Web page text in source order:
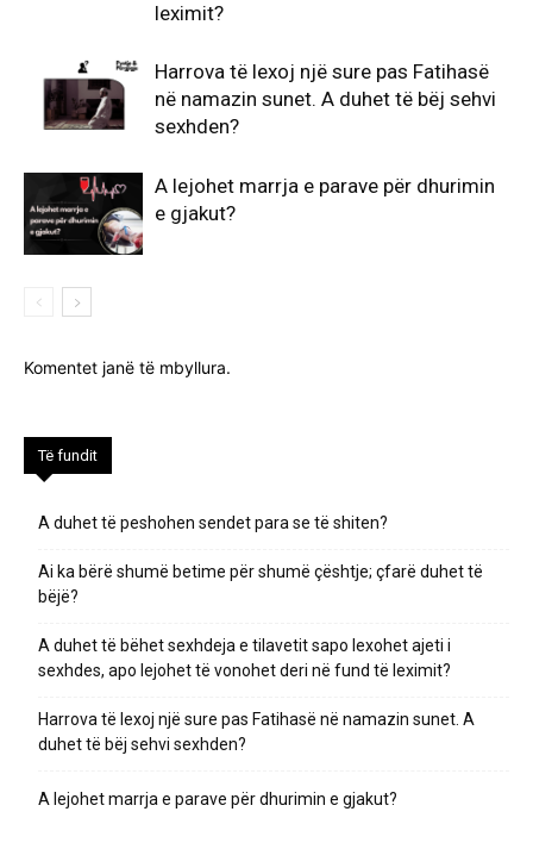
leximit?
Harrova të lexoj një sure pas Fatihasë
në namazin sunet. A duhet të bëj sehvi
sexhden?
A lejohet marrja e parave për dhurimin
e gjakut?
Komentet janë të mbyllura.
Të fundit
A duhet të peshohen sendet para se të shiten?
Ai ka bërë shumë betime për shumë çështje; çfarë duhet të
bëjë?
A duhet të bëhet sexhdeja e tilavetit sapo lexohet ajeti i
sexhdes, apo lejohet të vonohet deri në fund të leximit?
Harrova të lexoj një sure pas Fatihasë në namazin sunet. A
duhet të bëj sehvi sexhden?
A lejohet marrja e parave për dhurimin e gjakut?